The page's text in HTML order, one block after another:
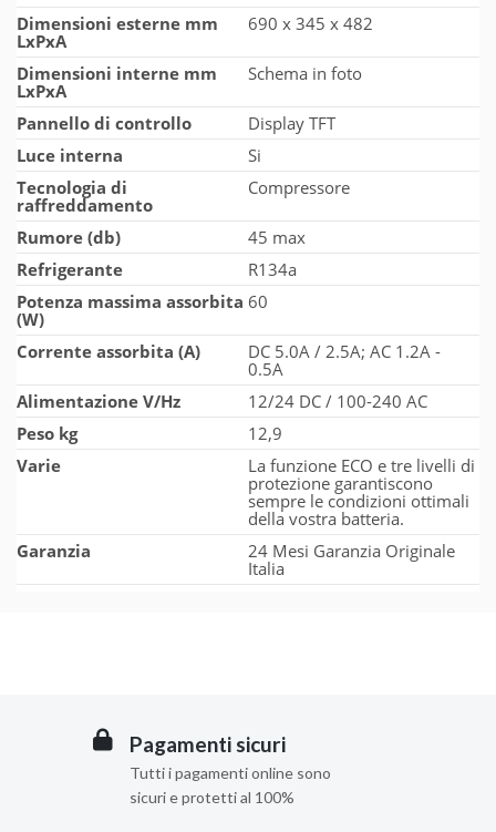
Dimensioni esterne mm
LxPxA
690 x 345 x 482
Dimensioni interne mm
LxPxA
Schema in foto
Pannello di controllo
Display TFT
Luce interna
Si
Tecnologia di
raffreddamento
Compressore
Rumore (db)
45 max
Refrigerante
R134a
Potenza massima assorbita
(W)
60
Corrente assorbita (A)
DC 5.0A / 2.5A; AC 1.2A -
0.5A
Alimentazione V/Hz
12/24 DC / 100-240 AC
Peso kg
12,9
Varie
La funzione ECO e tre livelli di
protezione garantiscono
sempre le condizioni ottimali
della vostra batteria.
Garanzia
24 Mesi Garanzia Originale
Italia
Pagamenti sicuri
Tutti i pagamenti online sono
sicuri e protetti al 100%